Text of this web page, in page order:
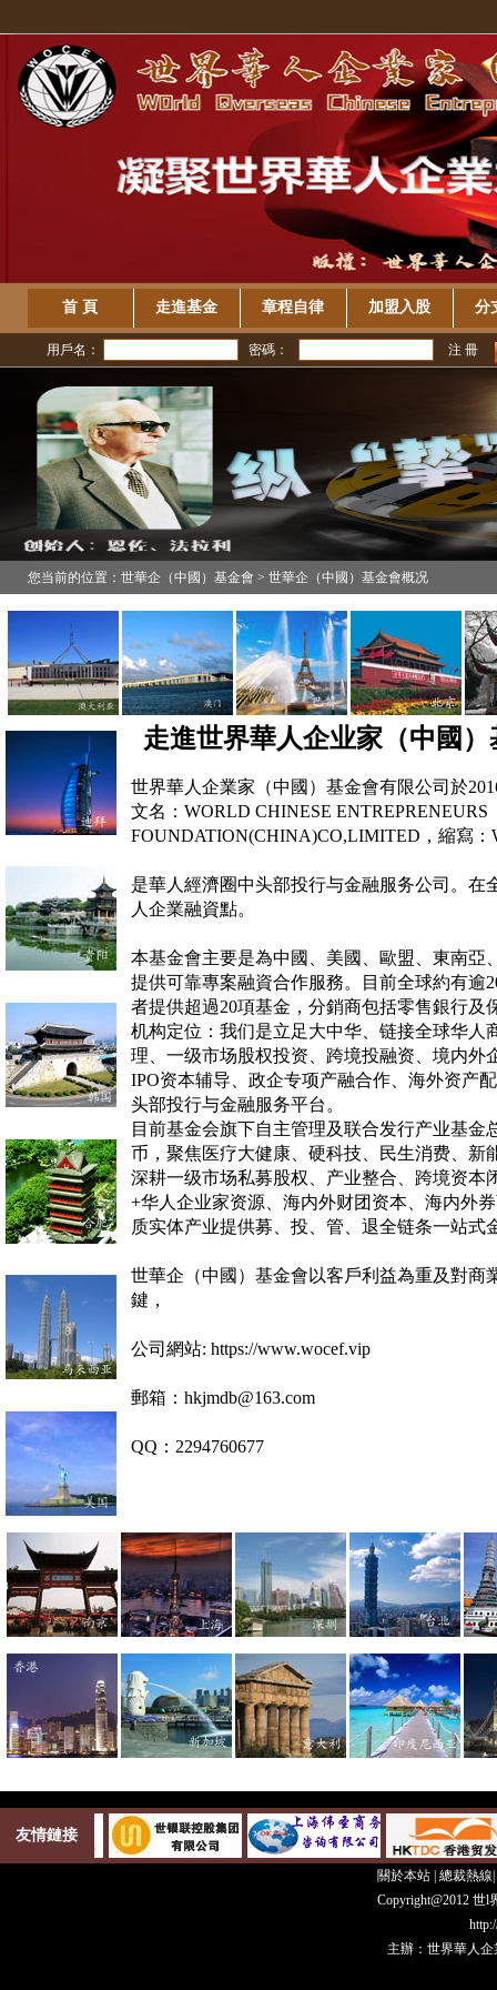
首 頁 走進基金 章程自律 加盟入股 分
用戶名： 密碼： 注 冊
您当前的位置：世華企（中國）基金會 > 世華企（中國）基金會概况
走進世界華人企业家（中國
世界華人企業家（中國）基金會有限公司於
文名：WORLD CHINESE ENTREPRENEURS
FOUNDATION(CHINA)CO,LIMITED，縮寫：
是華人經濟圈中头部投行与金融服务公司。在
人企業融資點。
本基金會主要是為中國、美國、歐盟、東南亞
提供可靠專案融資合作服務。目前全球約有逾
者提供超過20項基金，分銷商包括零售銀行及
机构定位：我们是立足大中华、链接全球华人
理、一级市场股权投资、跨境投融资、境内外
IPO资本辅导、政企专项产融合作、海外资产
头部投行与金融服务平台。
目前基金会旗下自主管理及联合发行产业基金
币，聚焦医疗大健康、硬科技、民生消费、新
深耕一级市场私募股权、产业整合、跨境资本
+华人企业家资源、海内外财团资本、海内外
质实体产业提供募、投、管、退全链条一站式
世華企（中國）基金會以客戶利益為重及對商
鍵，
公司網站: https://www.wocef.vip
郵箱：hkjmdb@163.com
QQ：2294760677
友情鏈接
關於本站 |總裁熱線
Copyright@2012 世
主辦：世界華人